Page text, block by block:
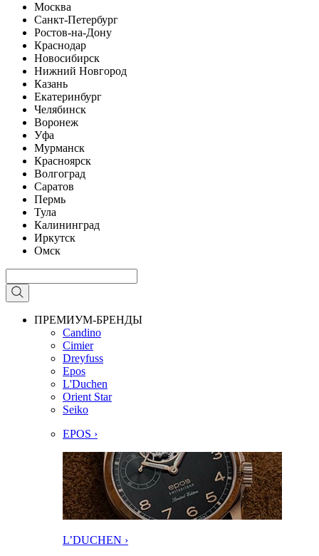
Москва
Санкт-Петербург
Ростов-на-Дону
Краснодар
Новосибирск
Нижний Новгород
Казань
Екатеринбург
Челябинск
Воронеж
Уфа
Мурманск
Красноярск
Волгоград
Саратов
Пермь
Тула
Калининград
Иркутск
Омск
ПРЕМИУМ-БРЕНДЫ
Candino
Cimier
Dreyfuss
Epos
L'Duchen
Orient Star
Seiko
EPOS ›
L’DUCHEN ›